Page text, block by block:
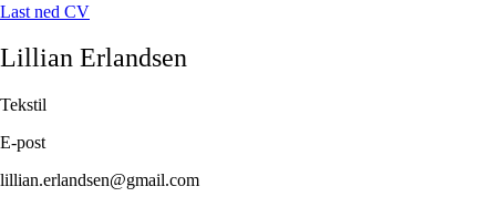
Last ned CV
Lillian Erlandsen
Tekstil
E-post
lillian.erlandsen@gmail.com